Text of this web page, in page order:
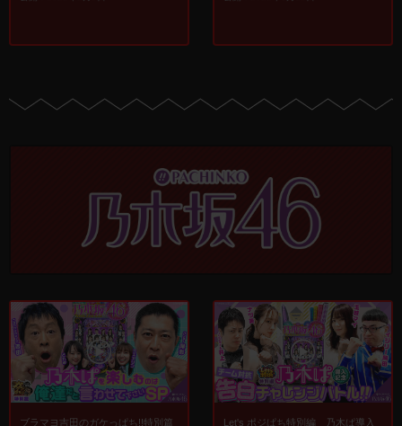
ブラマヨ吉田のガケっぱち!!特別篇 Let's ポジぱち特別編 乃木ぱ導入